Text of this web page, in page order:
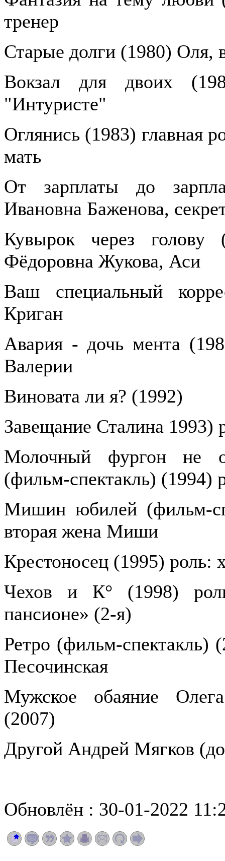
тренер
Старые долги (1980) Оля,
Вокзал для двоих
"Интуристе"
Оглянись (1983) главная
мать
От зарплаты до
Ивановна Баженова,
Кувырок через голову
Фёдоровна Жукова, Аси
Ваш специальный
Криган
Авария - дочь мента
Валерии
Виновата ли я? (1992)
Завещание Сталина 1993)
Молочный фургон не
(фильм-спектакль) (1994)
Мишин юбилей (фильм-
вторая жена Миши
Крестоносец (1995) роль:
Чехов и К° (1998)
пансионе» (2-я)
Ретро (фильм-спектакль)
Песочинская
Мужское обаяние
(2007)
Другой Андрей Мягков
Обновлён : 30-01-2022